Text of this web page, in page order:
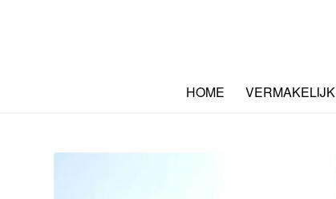
HOME VERMAKELIJK